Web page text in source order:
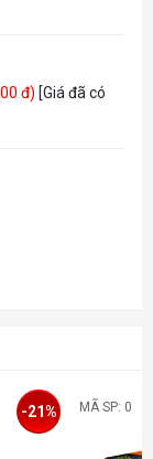
đ) [Giá đã có
-21% MÃ SP: 0